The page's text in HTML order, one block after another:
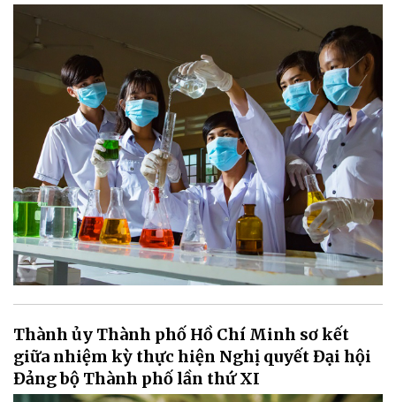
Thành ủy Thành phố Hồ Chí Minh sơ kết
giữa nhiệm kỳ thực hiện Nghị quyết Đại hội
Đảng bộ Thành phố lần thứ XI